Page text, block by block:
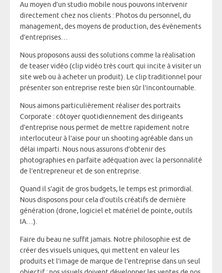
Au moyen d’un studio mobile nous pouvons intervenir
directement chez nos clients : Photos du personnel, du
management, des moyens de production, des évènements
d’entreprises…
Nous proposons aussi des solutions comme la réalisation
de teaser vidéo (clip vidéo très court qui incite à visiter un
site web ou à acheter un produit). Le clip traditionnel pour
présenter son entreprise reste bien sûr l’incontournable.
Nous aimons particulièrement réaliser des portraits
Corporate : côtoyer quotidiennement des dirigeants
d’entreprise nous permet de mettre rapidement notre
interlocuteur à l’aise pour un shooting agréable dans un
délai imparti. Nous nous assurons d’obtenir des
photographies en parfaite adéquation avec la personnalité
de l’entrepreneur et de son entreprise.
Quand il s’agit de gros budgets, le temps est primordial.
Nous disposons pour cela d’outils créatifs de dernière
génération (drone, logiciel et matériel de pointe, outils
IA…).
Faire du beau ne suffit jamais. Notre philosophie est de
créer des visuels uniques, qui mettent en valeur les
produits et l’image de marque de l’entreprise dans un seul